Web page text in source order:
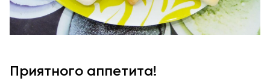
Приятного аппетита!